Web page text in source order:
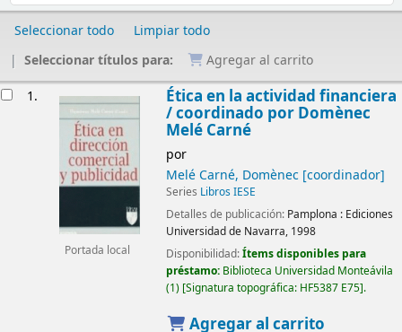
Seleccionar todo
Limpiar todo
Seleccionar títulos para:
Agregar al carrito
1.
Portada local
Ética en la actividad financiera
/coordinado por Domènec
Melé Carné
por
Melé Carné, Domènec[coordinador]
Series Libros IESE
Detalles de publicación: Pamplona : Ediciones
Universidad de Navarra, 1998
Disponibilidad:Ítems disponibles para
préstamo: Biblioteca Universidad Monteávila
(1) Signatura topográfica: HF5387 E75 .
Agregar al carrito